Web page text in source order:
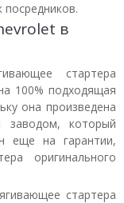
в
стартера
100% подходящая
она произведена
который
еще на гарантии,
оригинального
стартера